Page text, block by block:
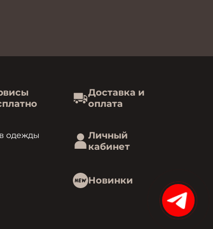
одежды
Доставка и
оплата
Личный
кабинет
Новинки